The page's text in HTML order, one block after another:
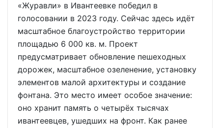
«Журавли» в Ивантеевке победил в
голосовании в 2023 году. Сейчас здесь идёт
масштабное благоустройство территории
площадью 6 000 кв. м. Проект
предусматривает обновление пешеходных
дорожек, масштабное озеленение, установку
элементов малой архитектуры и создание
фонтана. Это место имеет особое значение:
оно хранит память о четырёх тысячах
ивантеевцев, ушедших на фронт. Как ранее